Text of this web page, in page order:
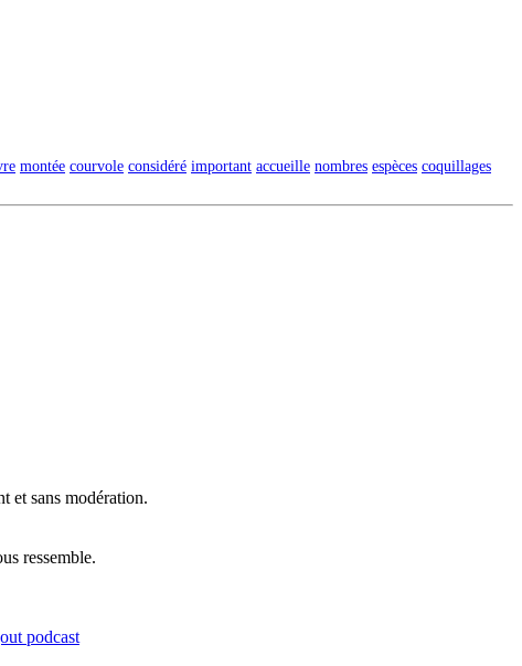
montée courvole considéré important accueille nombres espèces coquillages
et sans modération.
ressemble.
podcast